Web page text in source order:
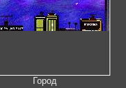
Город